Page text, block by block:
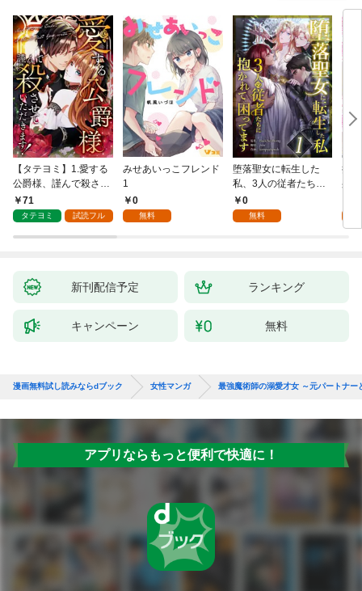
【タテヨミ】1.愛する
公爵様、謹んで殺させ
ていただきます！
71
タテヨミ 試読フル
みせあいっこフレンド
1
0
無料
堕落聖女に転生した
私、3人の従者たちに
抱かれて困ってます 第
1話
0
無料
授
身
新刊配信予定 ランキング
キャンペーン 無料
漫画無料試し読みならdブック 女性マンガ 最強魔術師の溺愛才女 ～元パートナ
アプリならもっと便利で快適に！